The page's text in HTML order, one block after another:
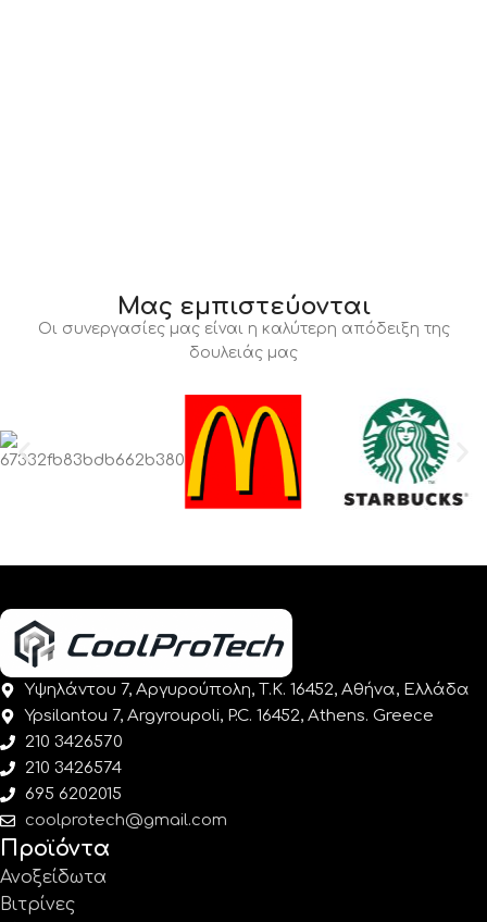
Μας εμπιστεύονται
Οι συνεργασίες μας είναι η καλύτερη απόδειξη της
δουλειάς μας
Υψηλάντου 7, Αργυρούπολη, Τ.Κ. 16452, Αθήνα, Ελλάδα
Ypsilantou 7, Argyroupoli, P.C. 16452, Athens. Greece
210 3426570
210 3426574
695 6202015
coolprotech@gmail.com
Προϊόντα
Ανοξείδωτα
Βιτρίνες